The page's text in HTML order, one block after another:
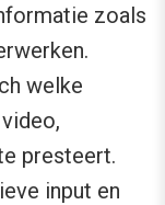
zoals
welke
presteert.
input en